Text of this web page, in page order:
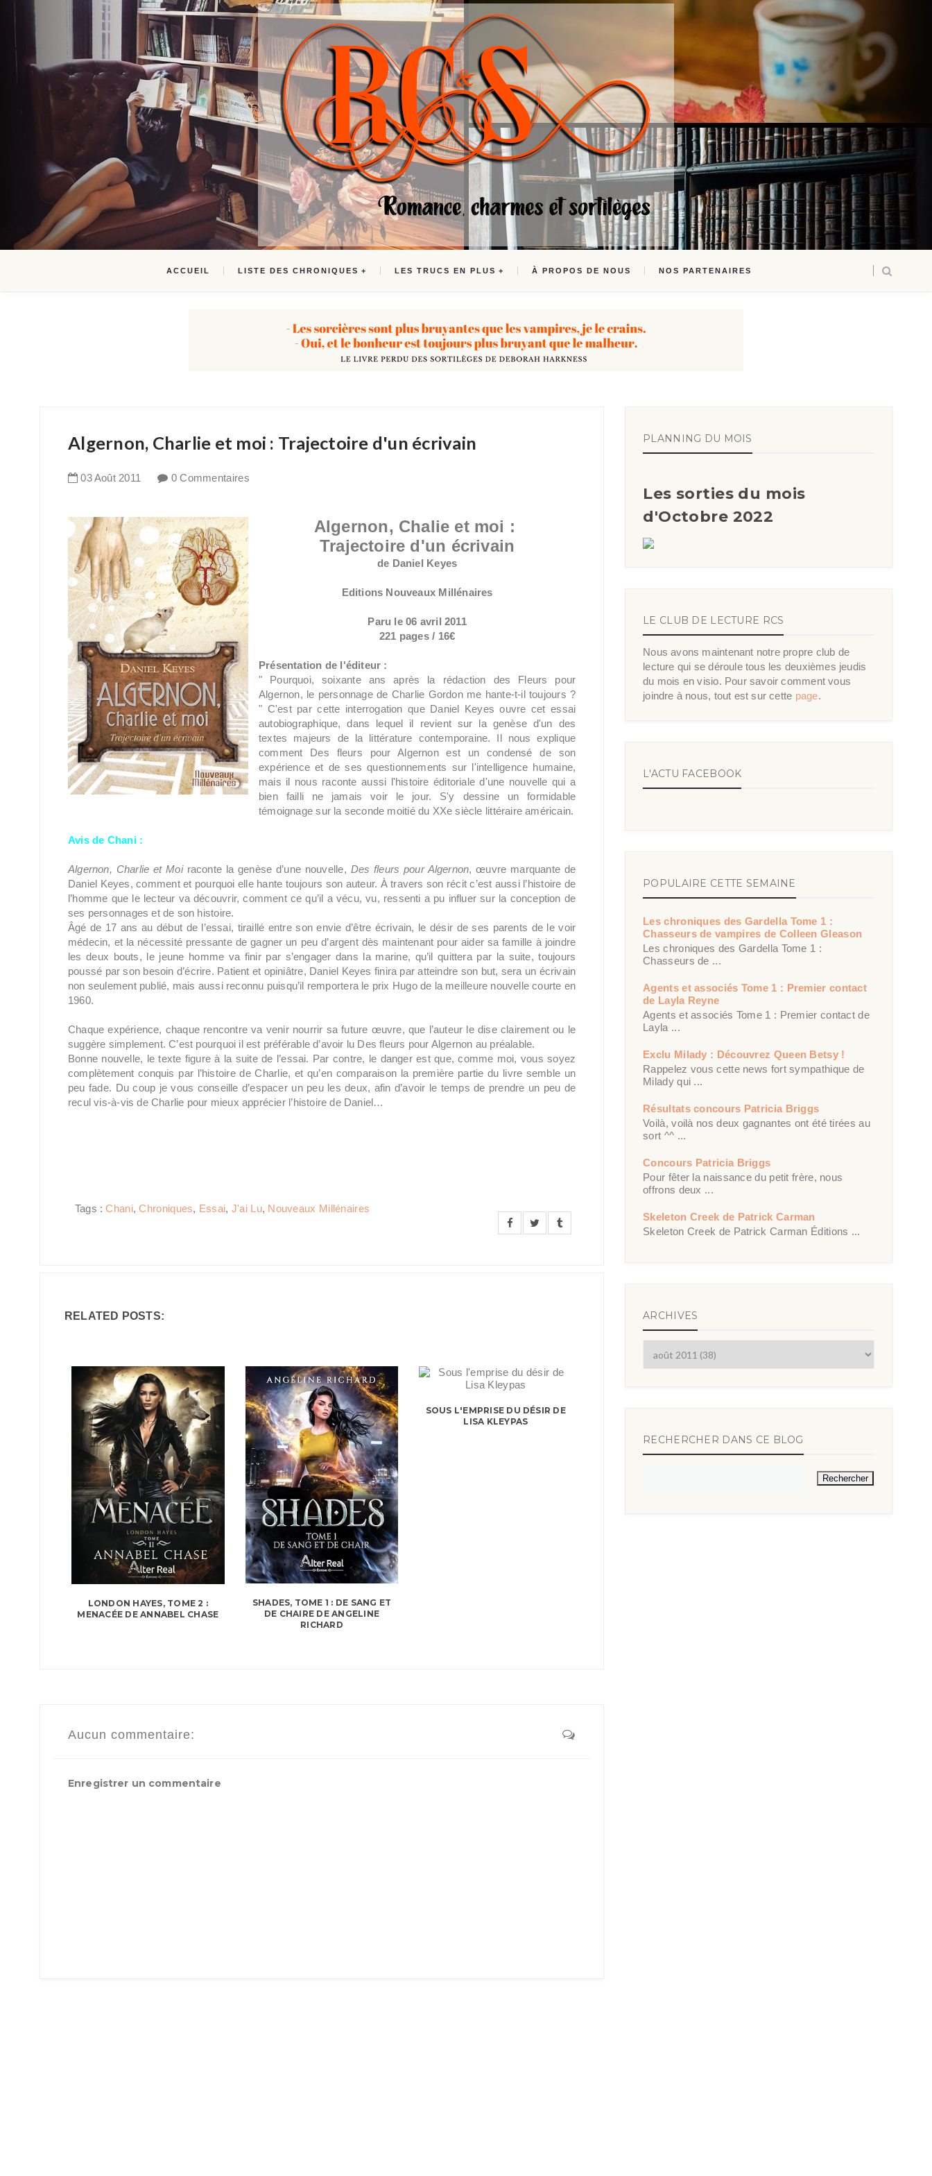
ACCUEIL LISTE DES CHRONIQUES LES TRUCS EN PLUS À PROPOS DE NOUS NOS PARTENAIRES
Algernon, Charlie et moi : Trajectoire d'un écrivain
03Août 2011 0 Commentaires
Algernon, Chalie et moi :
Trajectoire d'un écrivain
de Daniel Keyes
Editions Nouveaux Millénaires
Paru le 06 avril 2011
221 pages / 16€
Présentation de l'éditeur :
" Pourquoi, soixante ans après la rédaction des Fleurs pour
Algernon, le personnage de Charlie Gordon me hante-t-il toujours ?
" C'est par cette interrogation que Daniel Keyes ouvre cet essai
autobiographique, dans lequel il revient sur la genèse d'un des
textes majeurs de la littérature contemporaine. Il nous explique
comment Des fleurs pour Algernon est un condensé de son
expérience et de ses questionnements sur l'intelligence humaine,
mais il nous raconte aussi l'histoire éditoriale d'une nouvelle qui a
bien failli ne jamais voir le jour. S'y dessine un formidable
témoignage sur la seconde moitié du XXe siècle littéraire américain.
Avis de Chani :
Algernon, Charlie et Moi raconte la genèse d’une nouvelle, Des fleurs pour Algernon, œuvre marquante de
Daniel Keyes, comment et pourquoi elle hante toujours son auteur. À travers son récit c’est aussi l’histoire de
l’homme que le lecteur va découvrir, comment ce qu’il a vécu, vu, ressenti a pu influer sur la conception de
ses personnages et de son histoire.
Âgé de 17 ans au début de l’essai, tiraillé entre son envie d’être écrivain, le désir de ses parents de le voir
médecin, et la nécessité pressante de gagner un peu d’argent dès maintenant pour aider sa famille à joindre
les deux bouts, le jeune homme va finir par s’engager dans la marine, qu’il quittera par la suite, toujours
poussé par son besoin d’écrire. Patient et opiniâtre, Daniel Keyes finira par atteindre son but, sera un écrivain
non seulement publié, mais aussi reconnu puisqu’il remportera le prix Hugo de la meilleure nouvelle courte en
1960.
Chaque expérience, chaque rencontre va venir nourrir sa future œuvre, que l’auteur le dise clairement ou le
suggère simplement. C’est pourquoi il est préférable d’avoir lu Des fleurs pour Algernon au préalable.
Bonne nouvelle, le texte figure à la suite de l’essai. Par contre, le danger est que, comme moi, vous soyez
complètement conquis par l’histoire de Charlie, et qu’en comparaison la première partie du livre semble un
peu fade. Du coup je vous conseille d’espacer un peu les deux, afin d’avoir le temps de prendre un peu de
recul vis-à-vis de Charlie pour mieux apprécier l’histoire de Daniel…
Tags :Chani,Chroniques, Essai, J'ai Lu, Nouveaux Millénaires
RELATED POSTS:
LONDON HAYES, TOME 2 :
MENACÉE DE ANNABEL CHASE
SHADES, TOME 1 : DE SANG ET
DE CHAIRE DE ANGELINE
RICHARD
SOUS L'EMPRISE DU DÉSIR DE
LISA KLEYPAS
Aucun commentaire:
Enregistrer un commentaire
PLANNING DU MOIS
Les sorties du mois
d'Octobre 2022
LE CLUB DE LECTURE RCS
Nous avons maintenant notre propre club de
lecture qui se déroule tous les deuxièmes jeudis
du mois en visio. Pour savoir comment vous
joindre à nous, tout est sur cette page.
L'ACTU FACEBOOK
POPULAIRE CETTE SEMAINE
Les chroniques des Gardella Tome 1 :
Chasseurs de vampires de Colleen Gleason
Les chroniques des Gardella Tome 1 :
Chasseurs de ...
Agents et associés Tome 1 : Premier contact
de Layla Reyne
Agents et associés Tome 1 : Premier contact de
Layla ...
Exclu Milady : Découvrez Queen Betsy !
Rappelez vous cette news fort sympathique de
Milady qui ...
Résultats concours Patricia Briggs
Voilà, voilà nos deux gagnantes ont été tirées au
sort ^^ ...
Concours Patricia Briggs
Pour fêter la naissance du petit frère, nous
offrons deux ...
Skeleton Creek de Patrick Carman
Skeleton Creek de Patrick Carman Éditions ...
ARCHIVES
RECHERCHER DANS CE BLOG